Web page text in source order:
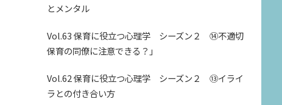
とメンタル
Vol.63 保育に役立つ心理学 シーズン２ ⑭不適切
保育の同僚に注意できる？」
Vol.62 保育に役立つ心理学 シーズン２ ⑬イライ
ラとの付き合い方